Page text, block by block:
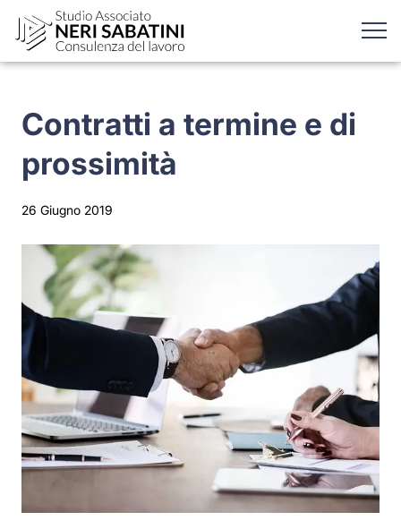
Contratti a termine e di
prossimità
26 Giugno 2019